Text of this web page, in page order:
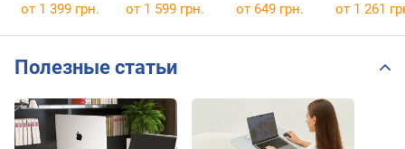
от 1 399 грн. от 1 599 грн. от 649 грн. от 1 261
Полезные статьи